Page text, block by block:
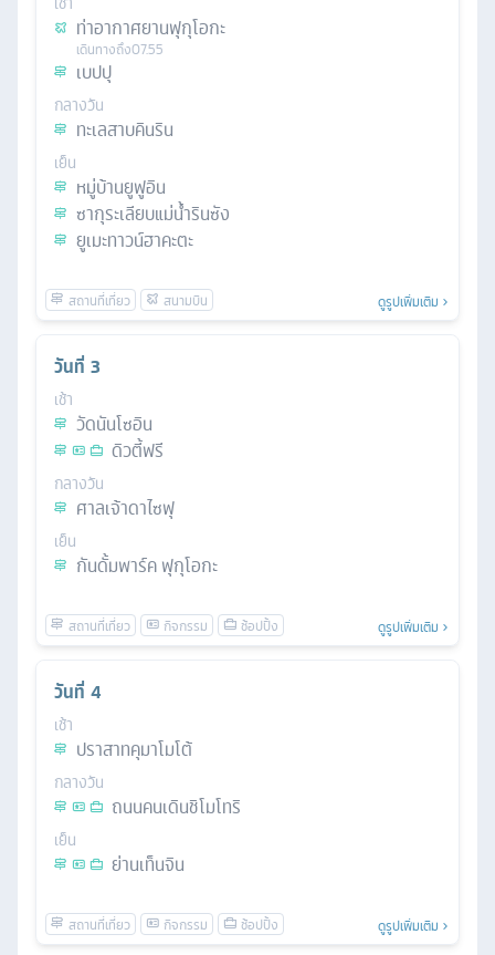
ท่าอากาศยานฟุกุโอกะ
เดินทางถึง07.55
เบปปุ
กลางวัน
ทะเลสาบคินริน
เย็น
หมู่บ้านยูฟูอิน
ซากุระเลียบแม่น้ำรินซัง
ยูเมะทาวน์ฮาคะตะ
ดูรูปเพิ่มเติม
วันที่ 3
เช้า
วัดนันโซอิน
ดิวตี้ฟรี
กลางวัน
ศาลเจ้าดาไซฟุ
เย็น
กันดั้มพาร์ค ฟุกุโอกะ
ดูรูปเพิ่มเติม
วันที่ 4
เช้า
ปราสาทคุมาโมโต้
กลางวัน
ถนนคนเดินชิโมโทริ
เย็น
ย่านเท็นจิน
ดูรูปเพิ่มเติม